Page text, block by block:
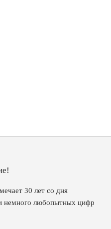
30 лет со дня
немного любопытных цифр